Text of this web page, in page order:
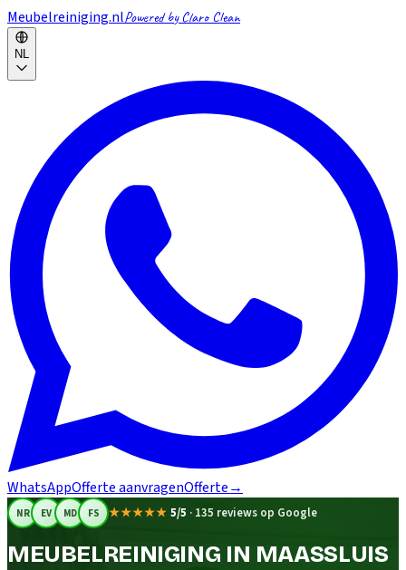
Meubelreiniging.nlPowered by Claro Clean
NL
WhatsAppOfferte aanvragenOfferte→
NR EV MD FS ★★★★★ 5/5 · 135 reviews op Google
MEUBELREINIGING IN MAASSLUIS